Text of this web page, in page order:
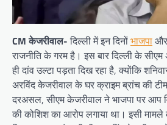
CM केजरीवाल-दिल्ली में इन दिनोंभाजपा
राजनीति के गरम है। इस बार दिल्ली के
ही दांव उल्टा पड़ता दिख रहा है, क्योंकि
अरविंद केजरीवाल के घर क्राइम ब्रांच की
दरअसल, सीएम केजरीवाल ने भाजपा पर आप
की कोशिश का आरोप लगाया था। इसी